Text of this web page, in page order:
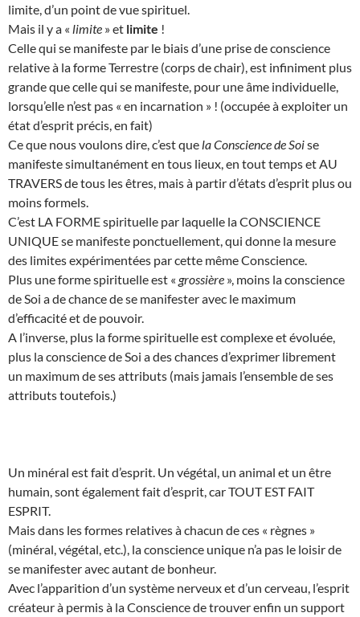
limite, d’un point de vue spirituel.
Mais il y a « limite » et limite !
Celle qui se manifeste par le biais d’une prise de conscience
relative à la forme Terrestre (corps de chair), est infiniment plus
grande que celle qui se manifeste, pour une âme individuelle,
lorsqu’elle n’est pas « en incarnation » ! (occupée à exploiter un
état d’esprit précis, en fait)
Ce que nous voulons dire, c’est que la Conscience de Soise
manifeste simultanément en tous lieux, en tout temps et AU
TRAVERS de tous les êtres, mais à partir d’états d’esprit plus ou
moins formels.
C’est LA FORME spirituelle par laquelle la CONSCIENCE
UNIQUE se manifeste ponctuellement, qui donne la mesure
des limites expérimentées par cette même Conscience.
Plus une forme spirituelle est « grossière », moins la conscience
de Soi a de chance de se manifester avec le maximum
d’efficacité et de pouvoir.
A l’inverse, plus la forme spirituelle est complexe et évoluée,
plus la conscience de Soi a des chances d’exprimer librement
un maximum de ses attributs (mais jamais l’ensemble de ses
attributs toutefois.)
Un minéral est fait d’esprit. Un végétal, un animal et un être
humain, sont également fait d’esprit, car TOUT EST FAIT
ESPRIT.
Mais dans les formes relatives à chacun de ces « règnes »
(minéral, végétal, etc.), la conscience unique n’a pas le loisir de
se manifester avec autant de bonheur.
Avec l’apparition d’un système nerveux et d’un cerveau, l’esprit
créateur à permis à la Conscience de trouver enfin un support